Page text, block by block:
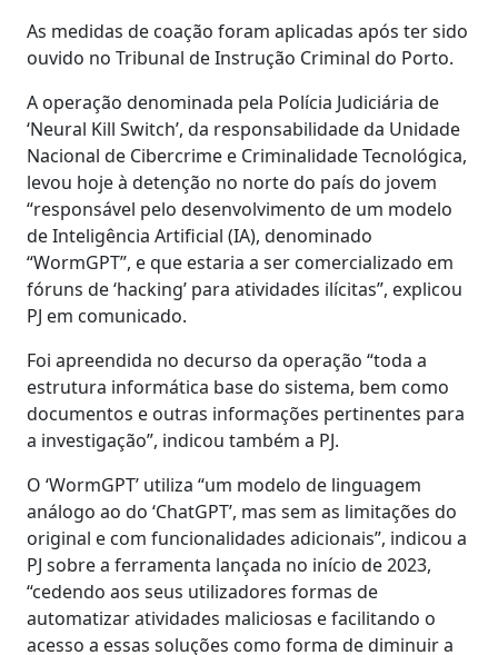
As medidas de coação foram aplicadas após ter sido
ouvido no Tribunal de Instrução Criminal do Porto.
A operação denominada pela Polícia Judiciária de
‘Neural Kill Switch’, da responsabilidade da Unidade
Nacional de Cibercrime e Criminalidade Tecnológica,
levou hoje à detenção no norte do país do jovem
“responsável pelo desenvolvimento de um modelo
de Inteligência Artificial (IA), denominado
“WormGPT”, e que estaria a ser comercializado em
fóruns de ‘hacking’ para atividades ilícitas”, explicou
PJ em comunicado.
Foi apreendida no decurso da operação “toda a
estrutura informática base do sistema, bem como
documentos e outras informações pertinentes para
a investigação”, indicou também a PJ.
O ‘WormGPT’ utiliza “um modelo de linguagem
análogo ao do ‘ChatGPT’, mas sem as limitações do
original e com funcionalidades adicionais”, indicou a
PJ sobre a ferramenta lançada no início de 2023,
“cedendo aos seus utilizadores formas de
automatizar atividades maliciosas e facilitando o
acesso a essas soluções como forma de diminuir a